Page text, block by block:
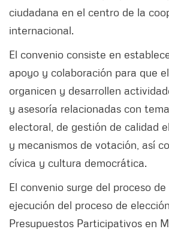
ciudadana en el centro de la
internacional.
El convenio consiste en
apoyo y colaboración para que
organicen y desarrollen
y asesoría relacionadas con
electoral, de gestión de calidad
y mecanismos de votación, así
cívica y cultura democrática.
El convenio surge del proceso
ejecución del proceso de
Presupuestos Participativos en